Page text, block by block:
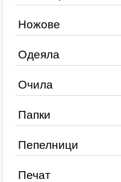
Ножове
Одеяла
Очила
Папки
Пепелници
Печат